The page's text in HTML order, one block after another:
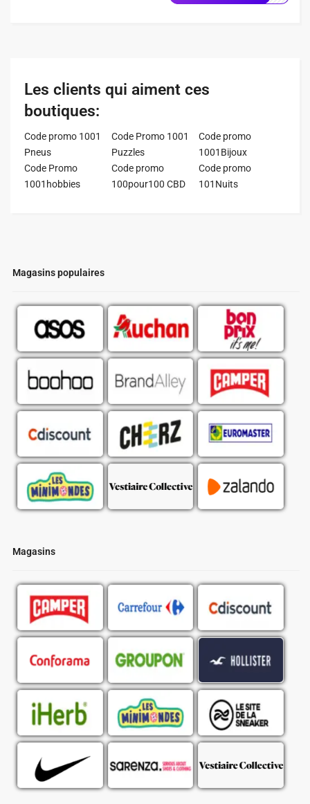
Magasins populaires
Magasins
Les clients qui aiment ces
boutiques:
Code promo 1001
Pneus
Code Promo 1001
Puzzles
Code promo
1001Bijoux
Code Promo
1001hobbies
Code promo
100pour100 CBD
Code promo
101Nuits